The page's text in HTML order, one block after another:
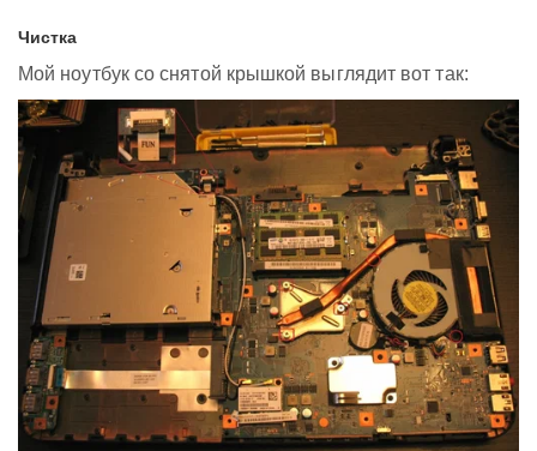
Чистка
Мой ноутбук со снятой крышкой выглядит вот так: